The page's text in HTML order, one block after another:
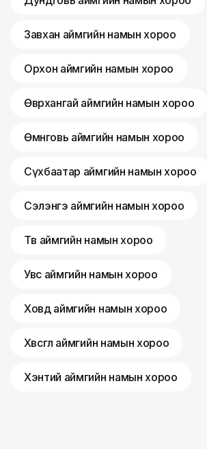
Завхан аймгийн намын хороо
Орхон аймгийн намын хороо
Өвөрхангай аймгийн намын хороо
Өмнөговь аймгийн намын хороо
Сүхбаатар аймгийн намын хороо
Сэлэнгэ аймгийн намын хороо
Төв аймгийн намын хороо
Увс аймгийн намын хороо
Ховд аймгийн намын хороо
Хөвсгөл аймгийн намын хороо
Хэнтий аймгийн намын хороо